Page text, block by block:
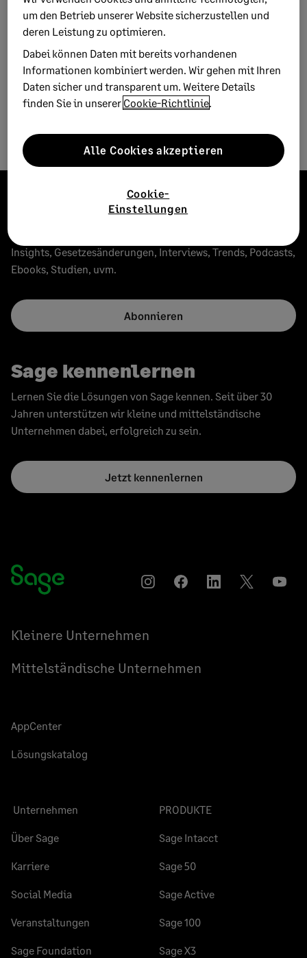
Bleiben Sie informiert!
Insights, Gesetzesänderungen, Interviews, Trends, Podcasts,
Ebooks, Studien, uvm.
Abonnieren
Sage kennenlernen
Lernen Sie die Lösungen von Sage kennen. Seit über 30
Jahren unterstützen wir kleine und mittelständische
Unternehmen dabei, erfolgreich zu sein.
Jetzt kennenlernen
Instagram
Auf
Auf
Auf
Kleinere Unternehmen
Mittelständische Unternehmen
AppCenter
Lösungskatalog
Unternehmen
Über Sage
Karriere
Social Media
Veranstaltungen
Sage Foundation
PRODUKTE
Sage Intacct
Sage 50
Sage Active
Sage 100
Sage X3
um den Betrieb unserer Website sicherzustellen und
deren Leistung zu optimieren.
Dabei können Daten mit bereits vorhandenen
Informationen kombiniert werden. Wir gehen mit Ihren
Daten sicher und transparent um. Weitere Details
finden Sie in unserer Cookie-Richtlinie.
Cookie-
Einstellungen
Alle Cookies akzeptieren